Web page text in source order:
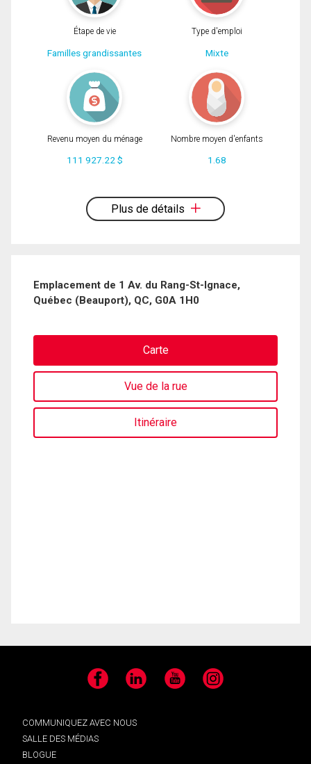
d'utilisation et vous nous fournissez l'autorisation écrite de communiquer avec
Étape de vie
Familles grandissantes
Type d'emploi
Mixte
Revenu moyen du ménage
111 927.22 $
Nombre moyen d'enfants
1.68
Plus de détails
Emplacement de 1 Av. du Rang-St-Ignace,
Québec (Beauport), QC, G0A 1H0
Carte
Vue de la rue
Itinéraire
Facebook LinkedIn YouTube Instagram
COMMUNIQUEZ AVEC NOUS
SALLE DES MÉDIAS
BLOGUE